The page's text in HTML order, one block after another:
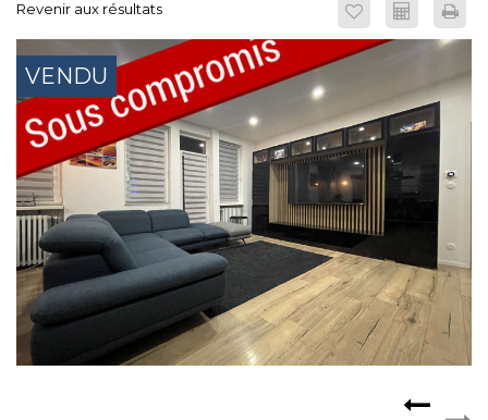
EXTRANET
Revenir aux résultats
VENDU